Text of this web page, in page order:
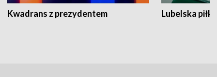
Kwadrans z prezydentem Lubelska piłka